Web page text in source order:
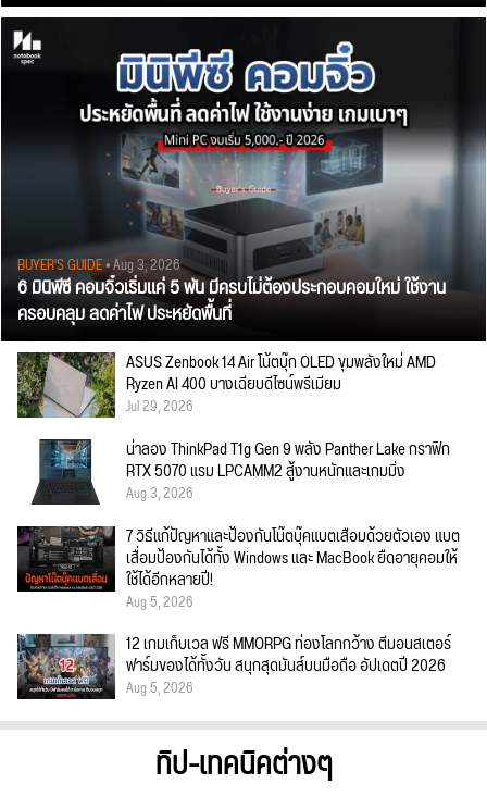
BUYER'S GUIDE• Aug 3, 2026
6 มินิพีซี คอมจิ๋วเริ่มแค่ 5 พัน มีครบไม่ต้องประกอบคอมใหม่ ใช้งาน
ครอบคลุม ลดค่าไฟ ประหยัดพื้นที่
ASUS Zenbook 14 Air โน้ตบุ๊ก OLED ขุมพลังใหม่ AMD
Ryzen AI 400 บางเฉียบดีไซน์พรีเมียม
Jul 29, 2026
น่าลอง ThinkPad T1g Gen 9 พลัง Panther Lake กราฟิก
RTX 5070 แรม LPCAMM2 สู้งานหนักและเกมมิ่ง
Aug 3, 2026
7 วิธีแก้ปัญหาและป้องกันโน๊ตบุ๊คแบตเสื่อมด้วยตัวเอง แบต
เสื่อมป้องกันได้ทั้ง Windows และ MacBook ยืดอายุคอมให้
ใช้ได้อีกหลายปี!
Aug 5, 2026
12 เกมเก็บเวล ฟรี MMORPG ท่องโลกกว้าง ตีมอนสเตอร์
ฟาร์มของได้ทั้งวัน สนุกสุดมันส์บนมือถือ อัปเดตปี 2026
Aug 5, 2026
ทิป-เทคนิคต่างๆ